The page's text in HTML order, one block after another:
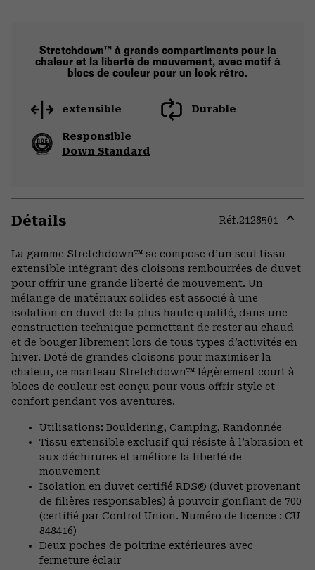
Stretchdown™ à grands compartiments pour la
chaleur et la liberté de mouvement, avec motif à
blocs de couleur pour un look rétro.
extensible Durable
Responsible
Down Standard
Détails Réf.2128501
La gamme Stretchdown™ se compose d’un seul tissu
extensible intégrant des cloisons rembourrées de duvet
pour offrir une grande liberté de mouvement. Un
mélange de matériaux solides est associé à une
isolation en duvet de la plus haute qualité, dans une
construction technique permettant de rester au chaud
et de bouger librement lors de tous types d’activités en
hiver. Doté de grandes cloisons pour maximiser la
chaleur, ce manteau Stretchdown™ légèrement court à
blocs de couleur est conçu pour vous offrir style et
confort pendant vos aventures.
Utilisations: Bouldering, Camping, Randonnée
Tissu extensible exclusif qui résiste à l’abrasion et
aux déchirures et améliore la liberté de
mouvement
Isolation en duvet certifié RDS® (duvet provenant
de filières responsables) à pouvoir gonflant de 700
(certifié par Control Union. Numéro de licence : CU
848416)
Deux poches de poitrine extérieures avec
fermeture éclair